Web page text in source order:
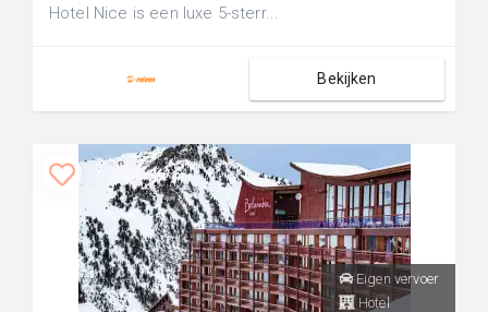
Hotel Nice is een luxe 5-sterr...
Bekijken
Eigen vervoer
Hotel